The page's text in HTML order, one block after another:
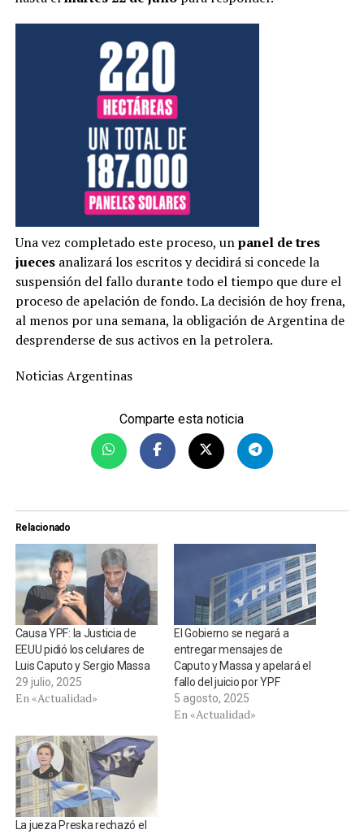
Una vez completado este proceso, unpanel de tres
juecesanalizará los escritos y decidirá si concede la
suspensión del fallo durante todo el tiempo que dure el
proceso de apelación de fondo. La decisión de hoy frena,
al menos por una semana, la obligación de Argentina de
desprenderse de sus activos en la petrolera.
Noticias Argentinas
Comparte esta noticia
Relacionado
Causa YPF: la Justicia de
EEUU pidió los celulares de
Luis Caputo y Sergio Massa
29 julio, 2025
En «Actualidad»
El Gobierno se negará a
entregar mensajes de
Caputo y Massa y apelará el
fallo del juicio por YPF
5 agosto, 2025
En «Actualidad»
La jueza Preska rechazó el